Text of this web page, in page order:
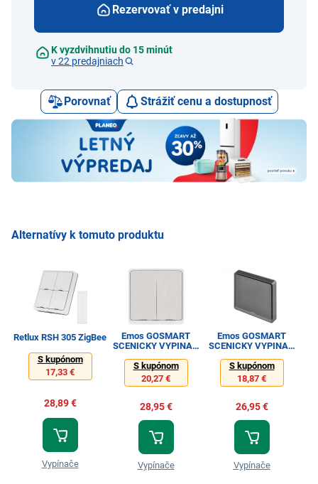
Rezervovať v predajni
K vyzdvihnutiu do 15 minút
v 22 predajniach
Porovnať Strážiť cenu a dostupnosť
Alternatívy k tomuto produktu
Retlux RSH 305 ZigBee
S kupónom
17,33 €
28,89 €
Vypínače
Emos GOSMART
SCENICKY VYPINAC
S kupónom
20,27 €
28,95 €
Vypínače
Emos GOSMART
SCENICKY VYPINAC
S kupónom
18,87 €
26,95 €
Vypínače